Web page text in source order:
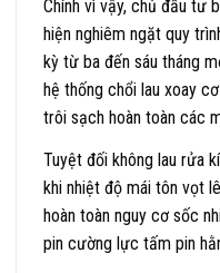
Chính vì vậy, chủ đầu tư
hiện nghiêm ngặt quy
kỳ từ ba đến sáu tháng
hệ thống chổi lau xoay
trôi sạch hoàn toàn các
Tuyệt đối không lau rửa
khi nhiệt độ mái tôn vọt
hoàn toàn nguy cơ sốc
pin cường lực tấm pin